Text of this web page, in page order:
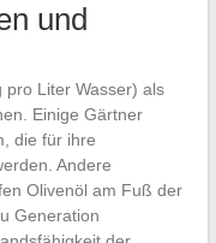
und
Liter Wasser) als
Einige Gärtner
die für ihre
Andere
Olivenöl am Fuß der
Generation